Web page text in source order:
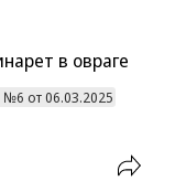
в овраге
№6 от 06.03.2025